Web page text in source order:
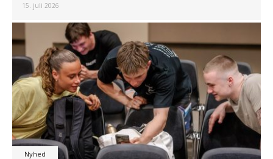
15. juli 2026
Nyhed